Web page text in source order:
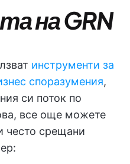
на GRN
инструменти за
споразумения,
си поток по
все още можете
често срещани